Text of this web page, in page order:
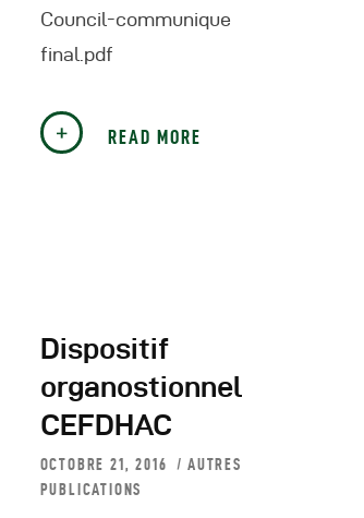
Council-communique
final.pdf
READ MORE
Dispositif
organostionnel
CEFDHAC
OCTOBRE 21, 2016
AUTRES
PUBLICATIONS